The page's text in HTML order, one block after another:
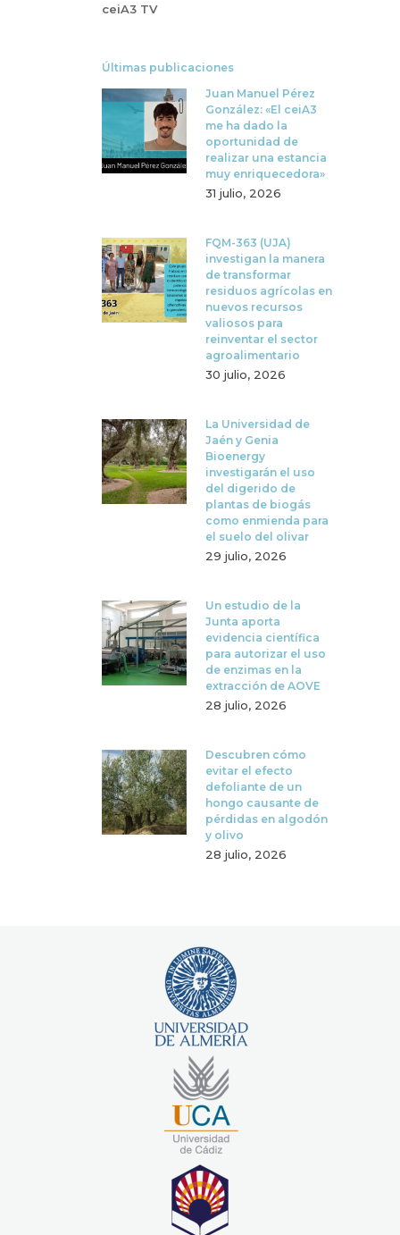
ceiA3 TV
Últimas publicaciones
Juan Manuel Pérez
González: «El ceiA3
me ha dado la
oportunidad de
realizar una estancia
muy enriquecedora»
31 julio, 2026
FQM-363 (UJA)
investigan la manera
de transformar
residuos agrícolas en
nuevos recursos
valiosos para
reinventar el sector
agroalimentario
30 julio, 2026
La Universidad de
Jaén y Genia
Bioenergy
investigarán el uso
del digerido de
plantas de biogás
como enmienda para
el suelo del olivar
29 julio, 2026
Un estudio de la
Junta aporta
evidencia científica
para autorizar el uso
de enzimas en la
extracción de AOVE
28 julio, 2026
Descubren cómo
evitar el efecto
defoliante de un
hongo causante de
pérdidas en algodón
y olivo
28 julio, 2026